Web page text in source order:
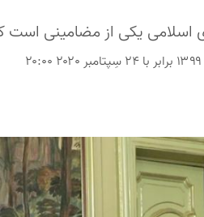
یکی از مضامینی است که